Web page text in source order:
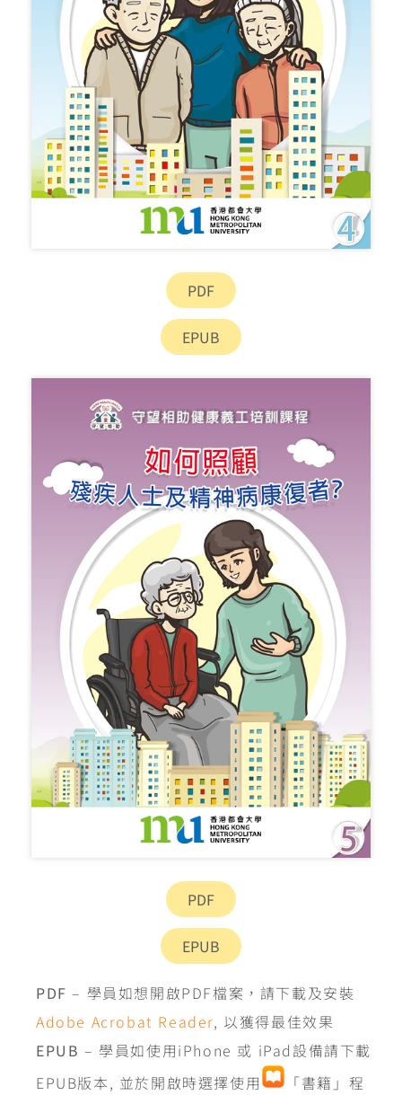
PDF
EPUB
PDF
EPUB
PDF – 學員如想開啟PDF檔案，請下載及安裝
Adobe Acrobat Reader, 以獲得最佳效果
EPUB – 學員如使用iPhone 或 iPad設備請下載
EPUB版本, 並於開啟時選擇使用
「書籍」程